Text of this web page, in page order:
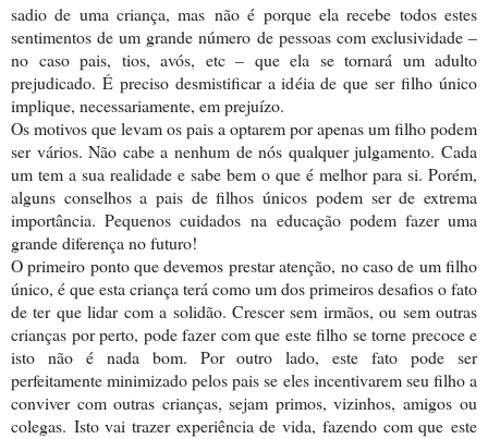
sadio de uma criança, mas não é porque ela recebe todos estes
sentimentos de um grande número de pessoas com exclusividade –
no caso pais, tios, avós, etc – que ela se tornará um adulto
prejudicado. É preciso desmistificar a idéia de que ser filho único
implique, necessariamente, em prejuízo.
Os motivos que levam os pais a optarem por apenas um filho podem
ser vários. Não cabe a nenhum de nós qualquer julgamento. Cada
um tem a sua realidade e sabe bem o que é melhor para si. Porém,
alguns conselhos a pais de filhos únicos podem ser de extrema
importância. Pequenos cuidados na educação podem fazer uma
grande diferença no futuro!
O primeiro ponto que devemos prestar atenção, no caso de um filho
único, é que esta criança terá como um dos primeiros desafios o fato
de ter que lidar com a solidão. Crescer sem irmãos, ou sem outras
crianças por perto, pode fazer com que este filho se torne precoce e
isto não é nada bom. Por outro lado, este fato pode ser
perfeitamente minimizado pelos pais se eles incentivarem seu filho a
conviver com outras crianças, sejam primos, vizinhos, amigos ou
colegas. Isto vai trazer experiência de vida, fazendo com que este